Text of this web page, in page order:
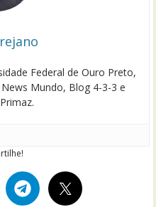
Federal de Ouro Preto,
Mundo, Blog 4-3-3 e